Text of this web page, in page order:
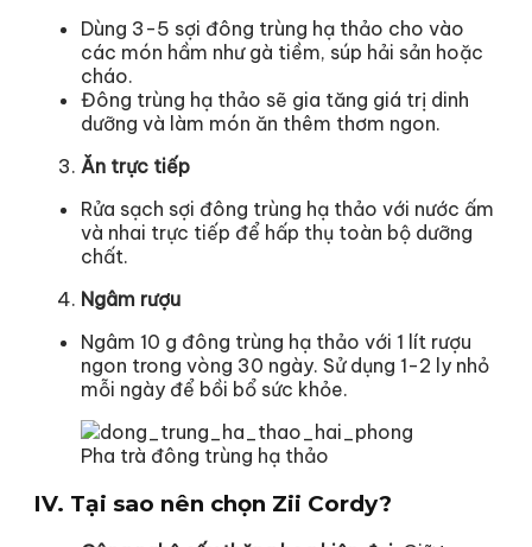
Dùng 3-5 sợi đông trùng hạ thảo cho vào
các món hầm như gà tiềm, súp hải sản hoặc
cháo.
Đông trùng hạ thảo sẽ gia tăng giá trị dinh
dưỡng và làm món ăn thêm thơm ngon.
Ăn trực tiếp
Rửa sạch sợi đông trùng hạ thảo với nước ấm
và nhai trực tiếp để hấp thụ toàn bộ dưỡng
chất.
Ngâm rượu
Ngâm 10 g đông trùng hạ thảo với 1 lít rượu
ngon trong vòng 30 ngày. Sử dụng 1-2 ly nhỏ
mỗi ngày để bồi bổ sức khỏe.
Pha trà đông trùng hạ thảo
IV. Tại sao nên chọn Zii Cordy?